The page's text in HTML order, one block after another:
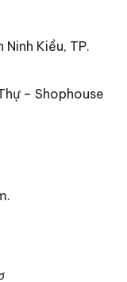
Ninh Kiều, TP.
– Shophouse